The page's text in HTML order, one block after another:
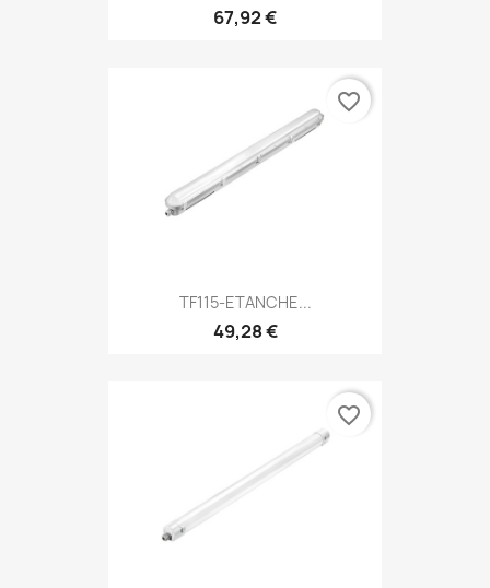
67,92 €
TF115-ETANCHE...
49,28 €
favorite_border
favorite_border